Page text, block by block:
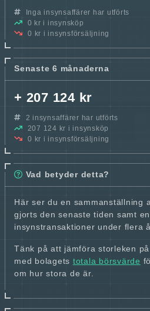
Inga insynsaffärer har utförts
0 kr i insynsköp
0 kr i insynsförsäljning
Senaste 6 månaderna
+ 207 124 kr
2 insynsaffärer har utförts
207 124 kr i insynsköp
0 kr i insynsförsäljning
Vad betyder detta?
Här ser du en sammanställning
gjorts den senaste tiden samt
insynstransaktioner under flera
Tänk på att jämföra storleken
med bolagets totala börsvärde
om hur stora de är.